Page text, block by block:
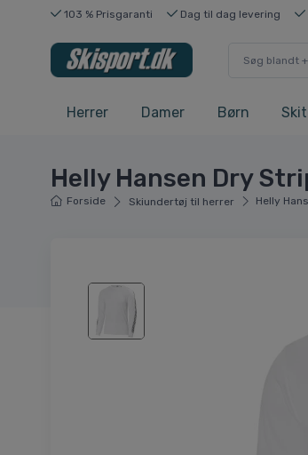
103 % Prisgaranti Dag til dag levering
Herrer Damer Børn
Helly Hansen Dry
Forside Skiundertøj til herrer Helly